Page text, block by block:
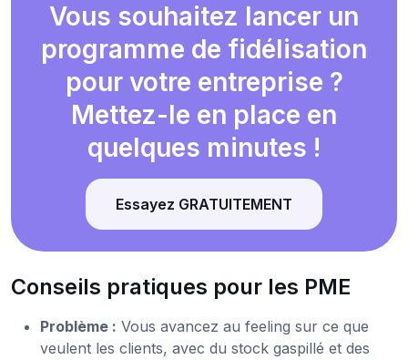
Vous souhaitez lancer un
programme de fidélisation
pour votre entreprise ?
Mettez-le en place en
quelques minutes !
Essayez GRATUITEMENT
Conseils pratiques pour les PME
Problème : Vous avancez au feeling sur ce que
veulent les clients, avec du stock gaspillé et des